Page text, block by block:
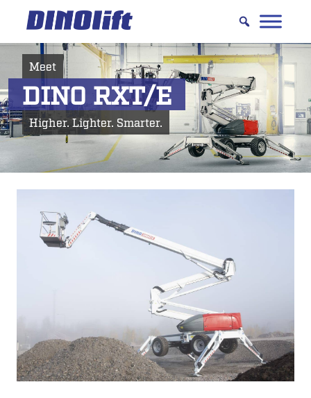
Hyppää
sisältöön
Meet
DINO RXT/E
Higher. Lighter. Smarter.